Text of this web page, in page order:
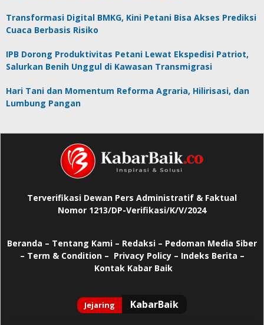
Transformasi Digital BMKG, Kini Petani Bisa Akses Prediksi
Cuaca Berbasis Risiko
IPB Dorong Produktivitas Petani Lewat Ekspedisi Patriot,
Salurkan Benih Unggul di Kawasan Transmigrasi
Hari Tani dan Momentum Reforma Agraria, Hilirisasi, dan
Lumbung Pangan
Terverifikasi Dewan Pers Administratif & Faktual
Nomor 1213/DP-Verifikasi/K/V/2024
Beranda – Tentang Kami – Redaksi – Pedoman Media Siber
– Term & Condition – Privacy Policy– Indeks Berita –
Kontak Kabar Baik